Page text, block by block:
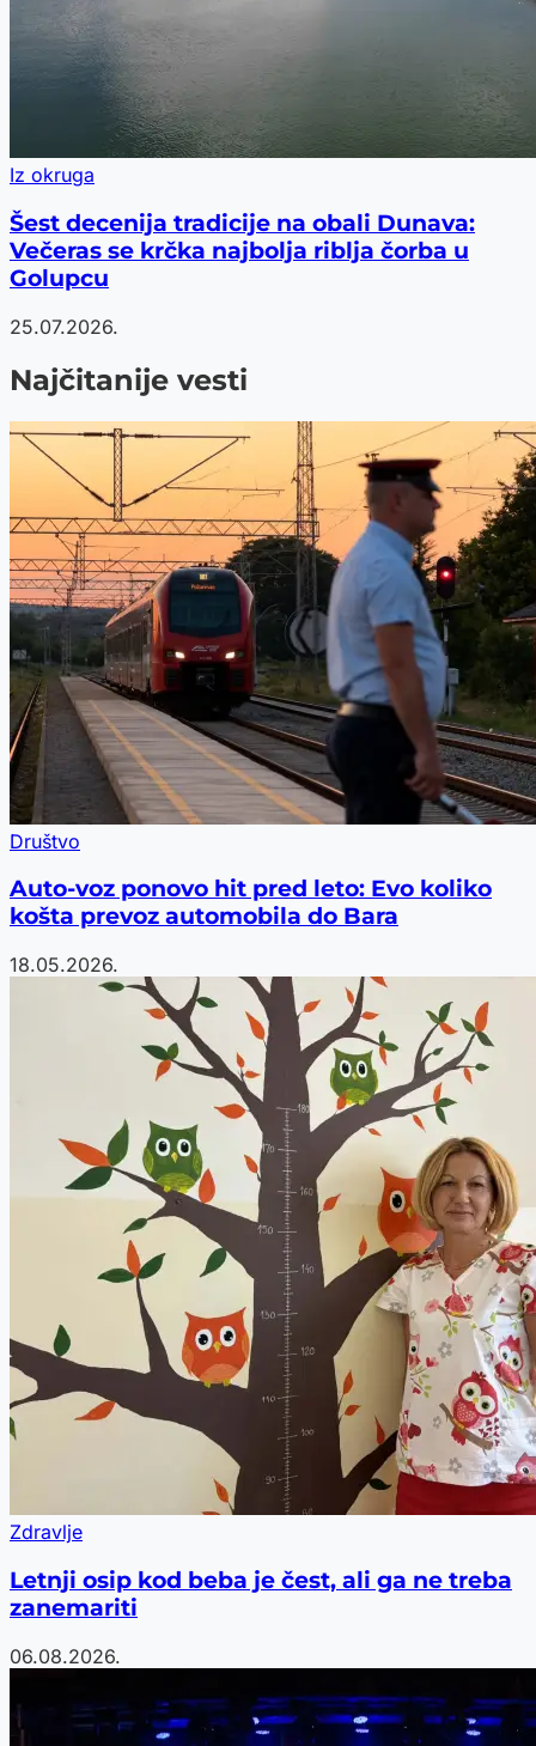
Iz okruga
Šest decenija tradicije na obali Dunava:
Večeras se krčka najbolja riblja čorba u
Golupcu
25.07.2026.
Najčitanije vesti
Društvo
Auto-voz ponovo hit pred leto: Evo koliko
košta prevoz automobila do Bara
18.05.2026.
Zdravlje
Letnji osip kod beba je čest, ali ga ne treba
zanemariti
06.08.2026.